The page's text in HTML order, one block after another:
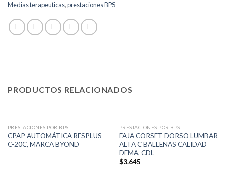
Medias terapeuticas,prestaciones BPS
PRODUCTOS RELACIONADOS
PRESTACIONES POR BPS
CPAP AUTOMÁTICA RESPLUS
C-20C, MARCA BYOND
PRESTACIONES POR BPS
FAJA CORSET DORSO LUMBAR
ALTA C BALLENAS CALIDAD
DEMA, CDL
$3.645